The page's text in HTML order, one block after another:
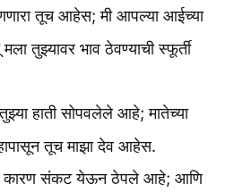
तूच आहेस; मी आपल्या आईच्या
तुझ्यावर भाव ठेवण्याची स्फूर्ती
हाती सोपवलेले आहे; मातेच्या
तूच माझा देव आहेस.
कारण संकट येऊन ठेपले आहे; आणि